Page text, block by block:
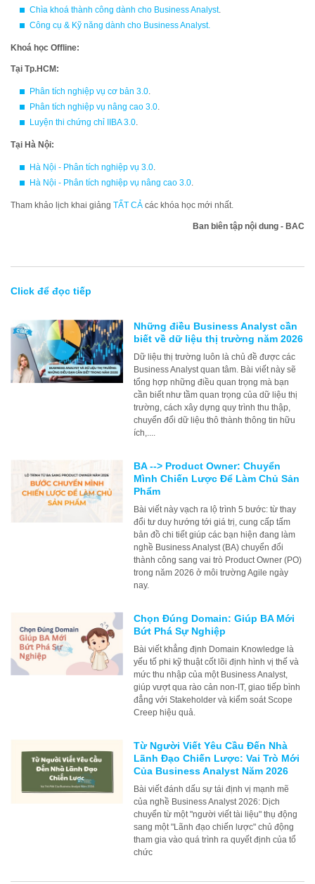
Chìa khoá thành công dành cho Business Analyst.
Công cụ & Kỹ năng dành cho Business Analyst.
Khoá học Offline:
Tại Tp.HCM:
Phân tích nghiệp vụ cơ bản 3.0.
Phân tích nghiệp vụ nâng cao 3.0.
Luyện thi chứng chỉ IIBA 3.0.
Tại Hà Nội:
Hà Nội - Phân tích nghiệp vụ 3.0.
Hà Nội - Phân tích nghiệp vụ nâng cao 3.0.
Tham khảo lịch khai giảng TẤT CẢ các khóa học mới nhất.
Ban biên tập nội dung - BAC
Click để đọc tiếp
Những điều Business Analyst cần
biết về dữ liệu thị trường năm 2026
Dữ liệu thị trường luôn là chủ đề được các
Business Analyst quan tâm. Bài viết này sẽ
tổng hợp những điều quan trọng mà bạn
cần biết như tầm quan trọng của dữ liệu thị
trường, cách xây dựng quy trình thu thập,
chuyển đổi dữ liệu thô thành thông tin hữu
ích,....
BA --> Product Owner: Chuyển
Mình Chiến Lược Để Làm Chủ Sản
Phẩm
Bài viết này vạch ra lộ trình 5 bước: từ thay
đổi tư duy hướng tới giá trị, cung cấp tấm
bản đồ chi tiết giúp các bạn hiện đang làm
nghề Business Analyst (BA) chuyển đổi
thành công sang vai trò Product Owner (PO)
trong năm 2026 ở môi trường Agile ngày
nay.
Chọn Đúng Domain: Giúp BA Mới
Bứt Phá Sự Nghiệp
Bài viết khẳng định Domain Knowledge là
yếu tố phi kỹ thuật cốt lõi định hình vị thế và
mức thu nhập của một Business Analyst,
giúp vượt qua rào cản non-IT, giao tiếp bình
đẳng với Stakeholder và kiểm soát Scope
Creep hiệu quả.
Từ Người Viết Yêu Cầu Đến Nhà
Lãnh Đạo Chiến Lược: Vai Trò Mới
Của Business Analyst Năm 2026
Bài viết đánh dấu sự tái định vị mạnh mẽ
của nghề Business Analyst 2026: Dịch
chuyển từ một "người viết tài liệu" thụ động
sang một "Lãnh đạo chiến lược" chủ động
tham gia vào quá trình ra quyết định của tổ
chức